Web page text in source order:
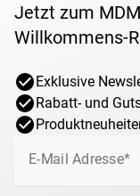
Jetzt zum
Willkommens-
Exklusive
Rabatt- und
E-Mail Adresse*